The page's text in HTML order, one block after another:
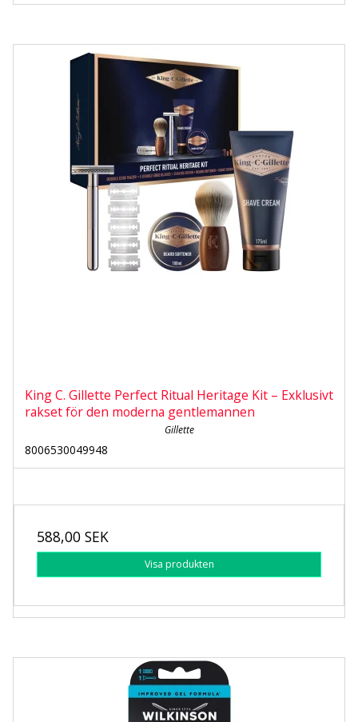
King C. Gillette Perfect Ritual Heritage Kit – Exklusivt
rakset för den moderna gentlemannen
Gillette
8006530049948
588,00 SEK
Visa produkten